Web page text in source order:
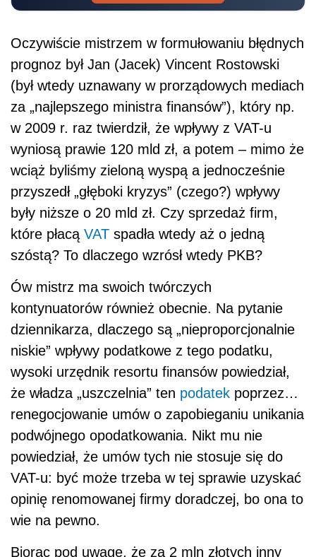
Oczywiście mistrzem w formułowaniu błędnych
prognoz był Jan (Jacek) Vincent Rostowski
(był wtedy uznawany w prorządowych mediach
za „najlepszego ministra finansów”), który np.
w 2009 r. raz twierdził, że wpływy z VAT-u
wyniosą prawie 120 mld zł, a potem – mimo że
wciąż byliśmy zieloną wyspą a jednocześnie
przyszedł „głęboki kryzys” (czego?) wpływy
były niższe o 20 mld zł. Czy sprzedaż firm,
które płacą VAT spadła wtedy aż o jedną
szóstą? To dlaczego wzrósł wtedy PKB?
Ów mistrz ma swoich twórczych
kontynuatorów również obecnie. Na pytanie
dziennikarza, dlaczego są „nieproporcjonalnie
niskie” wpływy podatkowe z tego podatku,
wysoki urzędnik resortu finansów powiedział,
że władza „uszczelnia” ten podatek poprzez…
renegocjowanie umów o zapobieganiu unikania
podwójnego opodatkowania. Nikt mu nie
powiedział, że umów tych nie stosuje się do
VAT-u: być może trzeba w tej sprawie uzyskać
opinię renomowanej firmy doradczej, bo ona to
wie na pewno.
Biorąc pod uwagę, że za 2 mln złotych inny